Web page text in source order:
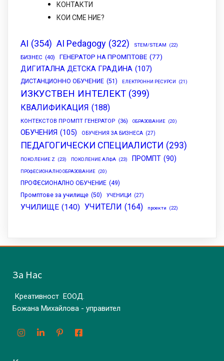
КОНТАКТИ
КОИ СМЕ НИЕ?
AI (354) AI Pedagogy (322) STEM/STEAM (22)
БИЗНЕС (40) ГЕНЕРАТОР НА ПРОМПТОВЕ (77)
ДИГИТАЛНА ДЕТСКА ГРАДИНА (107)
ДИСТАНЦИОННО ОБУЧЕНИЕ (51) ЕЛЕКТРОННИ РЕСУРСИ (21)
ИЗКУСТВЕН ИНТЕЛЕКТ (399)
КВАЛИФИКАЦИЯ (188)
КОНТЕКСТОВ ПРОМПТ ГЕНЕРАТОР (36) ОБРАЗОВАНИЕ (20)
ОБУЧЕНИЯ (105) ОБУЧЕНИЯ ЗА БИЗНЕСА (27)
ПЕДАГОГИЧЕСКИ СПЕЦИАЛИСТИ (293)
ПОКОЛЕНИЕ Z (23) ПОКОЛЕНИЕ АЛФА (23) ПРОМПТ (90)
ПРОФЕСИОНАЛНО ОБРАЗОВАНИЕ (20)
ПРОФЕСИОНАЛНО ОБУЧЕНИЕ (49)
Промптове за училище (50) УЧЕНИЦИ (27)
УЧИЛИЩЕ (140) УЧИТЕЛИ (164) проекти (22)
За Нас
Креативност ЕООД.
Божана Михайлова - управител